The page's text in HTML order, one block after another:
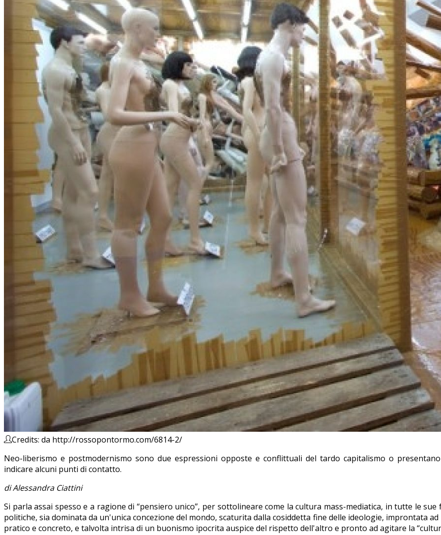
Credits: da http://rossopontormo.com/6814-2/
Neo-liberismo e postmodernismo sono due espressioni opposte e conflittuali del tardo capitalismo o
indicare alcuni punti di contatto.
di Alessandra Ciattini
Si parla assai spesso e a ragione di “pensiero unico”, per sottolineare come la cultura mass-mediatica, in tutte le
politiche, sia dominata da un'unica concezione del mondo, scaturita dalla cosiddetta fine delle ideologie, improntata
pratico e concreto, e talvolta intrisa di un buonismo ipocrita auspice del rispetto dell'altro e pronto ad agitare la